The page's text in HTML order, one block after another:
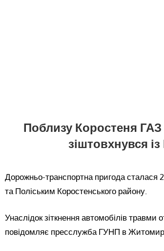
Поблизу Коростеня
зіштовхнувся
Дорожньо-транспортна пригода сталася
та Поліським Коростенського району.
Унаслідок зіткнення автомобілів травми
повідомляє пресслужба ГУНП в